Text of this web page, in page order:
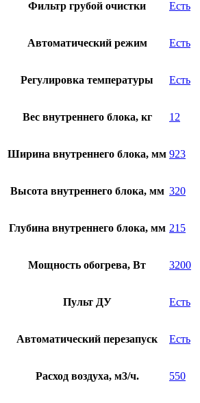
Фильтр грубой очистки Есть
Автоматический режим Есть
Регулировка температуры Есть
Вес внутреннего блока, кг 12
Ширина внутреннего блока, мм 923
Высота внутреннего блока, мм 320
Глубина внутреннего блока, мм 215
Мощность обогрева, Вт 3200
Пульт ДУ Есть
Автоматический перезапуск Есть
Расход воздуха, м3/ч. 550